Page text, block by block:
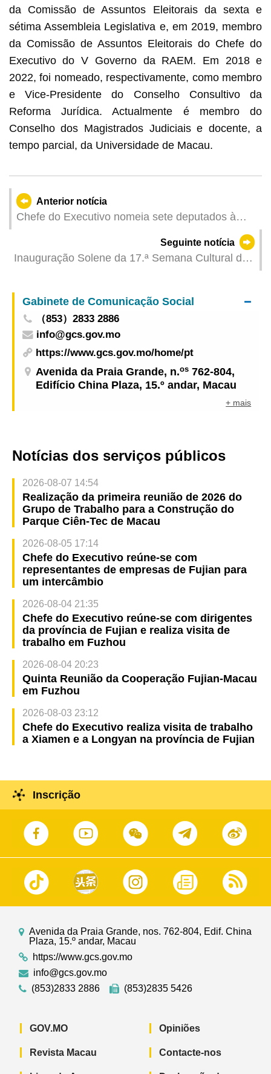
da Comissão de Assuntos Eleitorais da sexta e
sétima Assembleia Legislativa e, em 2019, membro
da Comissão de Assuntos Eleitorais do Chefe do
Executivo do V Governo da RAEM. Em 2018 e
2022, foi nomeado, respectivamente, como membro
e Vice-Presidente do Conselho Consultivo da
Reforma Jurídica. Actualmente é membro do
Conselho dos Magistrados Judiciais e docente, a
tempo parcial, da Universidade de Macau.
Anterior notícia
Chefe do Executivo nomeia sete deputados à
Seguinte notícia
Inauguração Solene da 17.ª Semana Cultural da
Gabinete de Comunicação Social
（853）2833 2886
info@gcs.gov.mo
https://www.gcs.gov.mo/home/pt
Avenida da Praia Grande, n.os 762-804,
Edifício China Plaza, 15.º andar, Macau
+ mais
Notícias dos serviços públicos
2026-08-07 14:54
Realização da primeira reunião de 2026 do
Grupo de Trabalho para a Construção do
Parque Ciên-Tec de Macau
2026-08-05 17:14
Chefe do Executivo reúne-se com
representantes de empresas de Fujian para
um intercâmbio
2026-08-04 21:35
Chefe do Executivo reúne-se com dirigentes
da província de Fujian e realiza visita de
trabalho em Fuzhou
2026-08-04 20:23
Quinta Reunião da Cooperação Fujian-Macau
em Fuzhou
2026-08-03 23:12
Chefe do Executivo realiza visita de trabalho
a Xiamen e a Longyan na província de Fujian
Inscrição
Avenida da Praia Grande, nos. 762-804, Edif. China
Plaza, 15.º andar, Macau
https://www.gcs.gov.mo
info@gcs.gov.mo
(853)2833 2886
(853)2835 5426
GOV.MO
Revista Macau
Opiniões
Contacte-nos